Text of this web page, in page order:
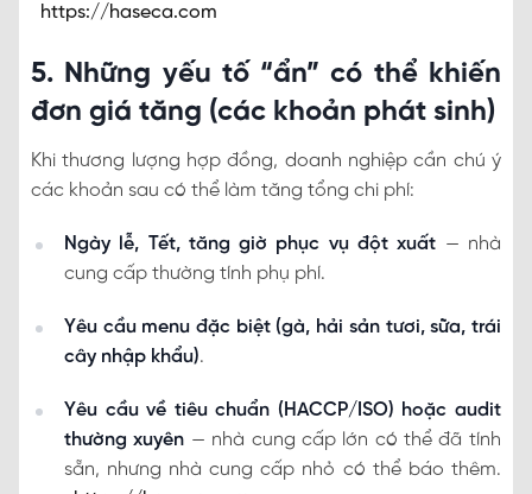
https://haseca.com
5. Những yếu tố “ẩn” có thể khiến
đơn giá tăng (các khoản phát sinh)
Khi thương lượng hợp đồng, doanh nghiệp cần chú ý
các khoản sau có thể làm tăng tổng chi phí:
Ngày lễ, Tết, tăng giờ phục vụ đột xuất — nhà
cung cấp thường tính phụ phí.
Yêu cầu menu đặc biệt (gà, hải sản tươi, sữa, trái
cây nhập khẩu).
Yêu cầu về tiêu chuẩn (HACCP/ISO) hoặc audit
thường xuyên — nhà cung cấp lớn có thể đã tính
sẵn, nhưng nhà cung cấp nhỏ có thể báo thêm.